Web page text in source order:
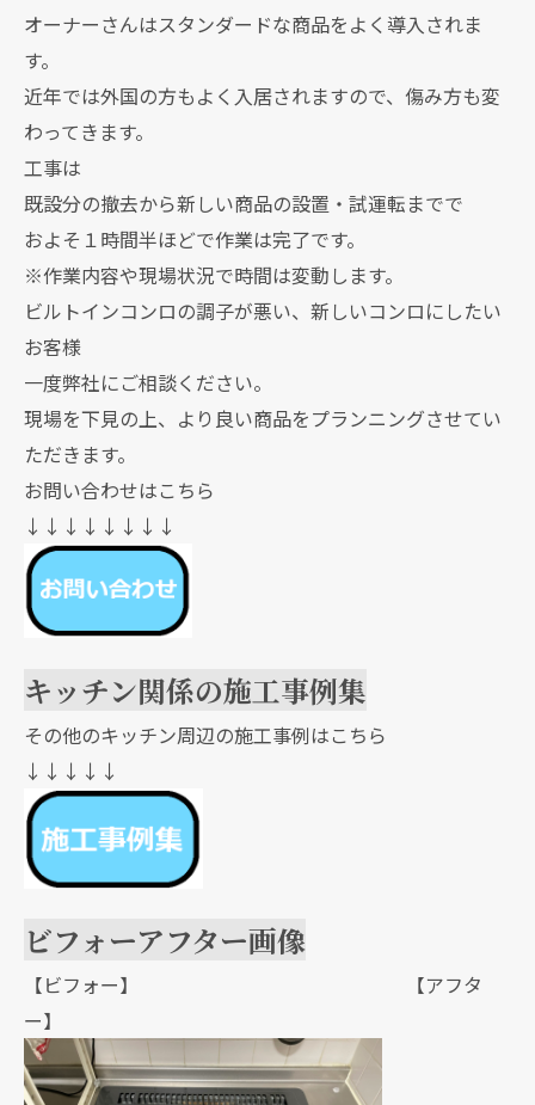
オーナーさんはスタンダードな商品をよく導入されま
す。
近年では外国の方もよく入居されますので、傷み方も変
わってきます。
工事は
既設分の撤去から新しい商品の設置・試運転までで
およそ１時間半ほどで作業は完了です。
※作業内容や現場状況で時間は変動します。
ビルトインコンロの調子が悪い、新しいコンロにしたい
お客様
一度弊社にご相談ください。
現場を下見の上、より良い商品をプランニングさせてい
ただきます。
お問い合わせはこちら
↓↓↓↓↓↓↓↓
キッチン関係の施工事例集
その他のキッチン周辺の施工事例はこちら
↓↓↓↓↓
ビフォーアフター画像
【ビフォー】 【アフタ
ー】